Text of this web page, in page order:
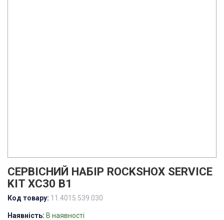
СЕРВІСНИЙ НАБІР ROCKSHOX SERVICE
KIT XC30 B1
Код товару: 11.4015.539.030
Наявність: В наявності